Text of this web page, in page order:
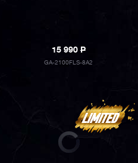
15 990P
GA-2100FLS-8A2